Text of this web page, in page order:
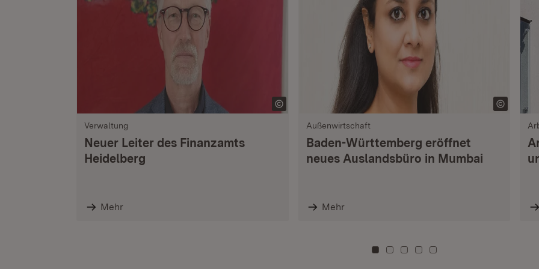
Verwaltung
Neuer Leiter des Finanzamts
Heidelberg
Mehr
Außenwirtschaft
Baden-Württemberg eröffnet
neues Auslandsbüro in Mumbai
Mehr
Zu Kachel: 0
Zu Kachel: 3
Zu Kachel: 6
Zu Kachel: 9
Zu Kachel: 12